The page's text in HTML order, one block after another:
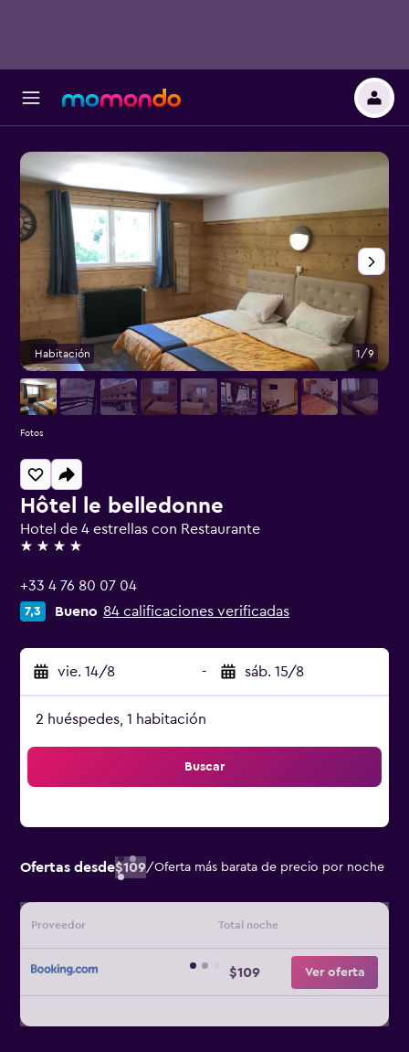
Hôtel le belledonne
Hotel de 4 estrellas con Restaurante
4 estrellas
+33 4 76 80 07 04
7,3 Bueno 84 calificaciones verificadas
vie. 14/8 - sáb. 15/8
2 huéspedes, 1 habitación
Buscar
Ofertas desde$109/Oferta más barata de precio por noche
Proveedor Total noche
$109 Ver oferta
Habitación 1/9
Fotos